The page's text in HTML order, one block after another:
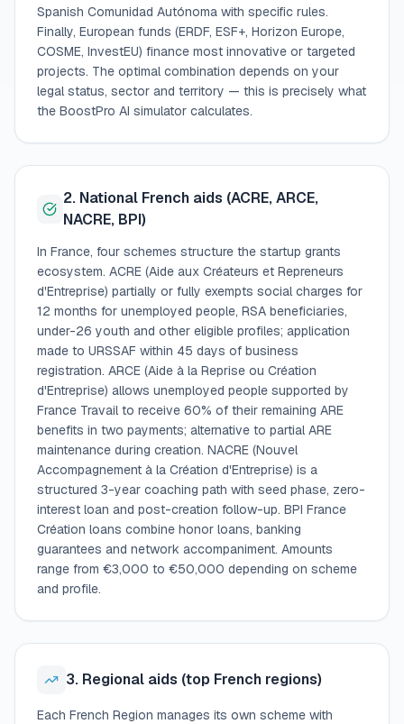
Spanish Comunidad Autónoma with specific rules.
Finally, European funds (ERDF, ESF+, Horizon Europe,
COSME, InvestEU) finance most innovative or targeted
projects. The optimal combination depends on your
legal status, sector and territory — this is precisely what
the BoostPro AI simulator calculates.
2. National French aids (ACRE, ARCE,
NACRE, BPI)
In France, four schemes structure the startup grants
ecosystem. ACRE (Aide aux Créateurs et Repreneurs
d'Entreprise) partially or fully exempts social charges for
12 months for unemployed people, RSA beneficiaries,
under-26 youth and other eligible profiles; application
made to URSSAF within 45 days of business
registration. ARCE (Aide à la Reprise ou Création
d'Entreprise) allows unemployed people supported by
France Travail to receive 60% of their remaining ARE
benefits in two payments; alternative to partial ARE
maintenance during creation. NACRE (Nouvel
Accompagnement à la Création d'Entreprise) is a
structured 3-year coaching path with seed phase, zero-
interest loan and post-creation follow-up. BPI France
Création loans combine honor loans, banking
guarantees and network accompaniment. Amounts
range from €3,000 to €50,000 depending on scheme
and profile.
3. Regional aids (top French regions)
Each French Region manages its own scheme with